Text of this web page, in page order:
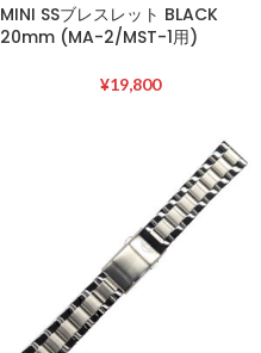
MINI SSブレスレット BLACK
20mm (MA-2/MST-1用)
¥19,800